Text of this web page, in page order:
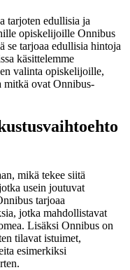
tarjoten edullisia ja
opiskelijoille Onnibus
se tarjoaa edullisia hintoja
käsittelemme
valinta opiskelijoille,
mitkä ovat Onnibus-
mikä tekee siitä
usein joutuvat
tarjoaa
jotka mahdollistavat
Lisäksi Onnibus on
tilavat istuimet,
esimerkiksi